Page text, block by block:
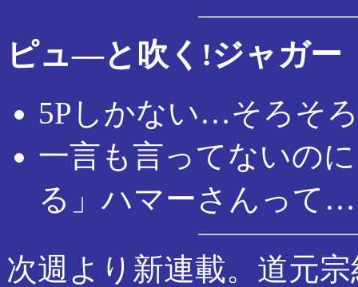
ピュ―と吹く!ジャガー
5Pしかない…そろそ
一言も言ってないの
る」ハマーさんって…
次週より新連載。道元